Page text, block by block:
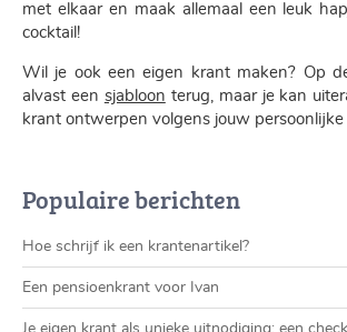
met elkaar en maak allemaal een leuk
cocktail!
Wil je ook een eigen krant maken? Op
alvast een sjabloon terug, maar je kan
krant ontwerpen volgens jouw persoonlijke
Populaire berichten
Hoe schrijf ik een krantenartikel?
Een pensioenkrant voor Ivan
Je eigen krant als unieke uitnodiging: een